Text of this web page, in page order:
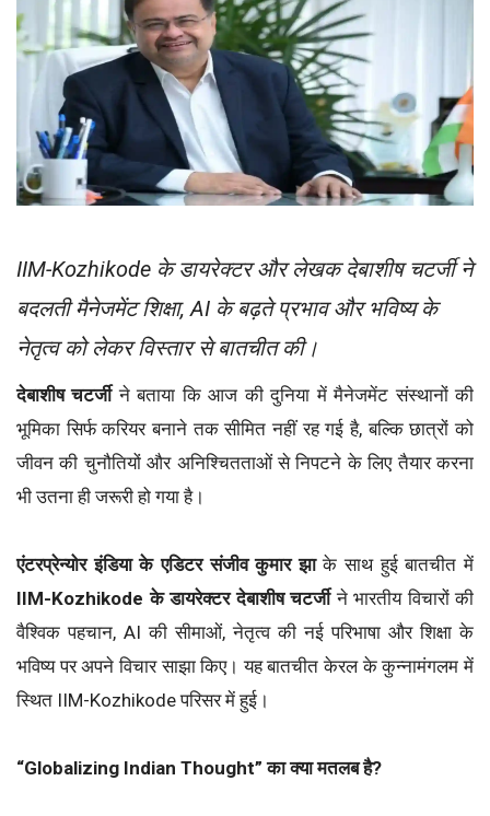
IIM-Kozhikode के डायरेक्टर और लेखक देबाशीष चटर्जी ने
बदलती मैनेजमेंट शिक्षा, AI के बढ़ते प्रभाव और भविष्य के
नेतृत्व को लेकर विस्तार से बातचीत की।
देबाशीष चटर्जीने बताया कि आज की दुनिया में मैनेजमेंट संस्थानों की
भूमिका सिर्फ करियर बनाने तक सीमित नहीं रह गई है, बल्कि छात्रों को
जीवन की चुनौतियों और अनिश्चितताओं से निपटने के लिए तैयार करना
भी उतना ही जरूरी हो गया है।
एंटरप्रेन्योर इंडिया के एडिटर संजीव कुमार झाके साथ हुई बातचीत में
IIM-Kozhikode के डायरेक्टर देबाशीष चटर्जीने भारतीय विचारों की
वैश्विक पहचान, AI की सीमाओं, नेतृत्व की नई परिभाषा और शिक्षा के
भविष्य पर अपने विचार साझा किए। यह बातचीत केरल के कुन्नामंगलम में
स्थित IIM-Kozhikode परिसर में हुई।
“Globalizing Indian Thought” का क्या मतलब है?